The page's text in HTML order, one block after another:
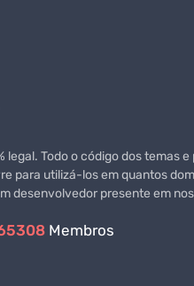
legal. Todo o código dos temas
para utilizá-los em quantos
desenvolvedor presente em
Membros